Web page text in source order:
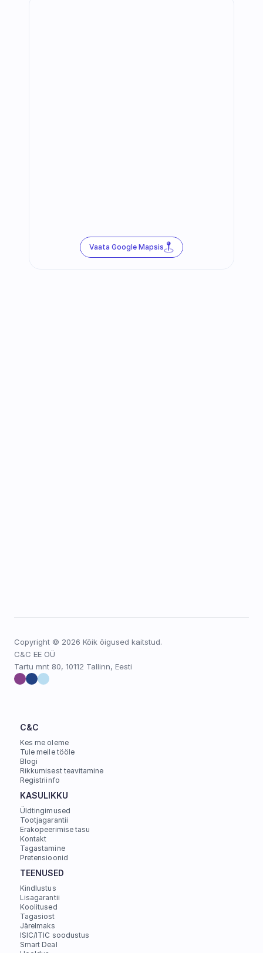
Vaata Google Mapsis
C&C
Kes me oleme
Tule meile tööle
Blogi
Rikkumisest teavitamine
Registriinfo
KASULIKKU
Üldtingimused
Tootjagarantii
Erakopeerimise tasu
Kontakt
Tagastamine
Pretensioonid
TEENUSED
Kindlustus
Lisagarantii
Koolitused
Tagasiost
Järelmaks
ISIC/ITIC soodustus
Smart Deal
Copyright © 2026 Kõik õigused kaitstud.
C&C EE OÜ
Tartu mnt 80, 10112 Tallinn, Eesti